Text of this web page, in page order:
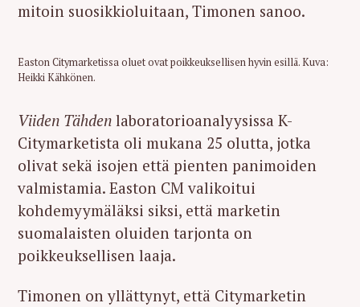
mitoin suosikkioluitaan, Timonen sanoo.
Easton Citymarketissa oluet ovat poikkeuksellisen hyvin esillä. Kuva:
Heikki Kähkönen.
Viiden Tähden laboratorioanalyysissa K-
Citymarketista oli mukana 25 olutta, jotka
olivat sekä isojen että pienten panimoiden
valmistamia. Easton CM valikoitui
kohdemyymäläksi siksi, että marketin
suomalaisten oluiden tarjonta on
poikkeuksellisen laaja.
Timonen on yllättynyt, että Citymarketin